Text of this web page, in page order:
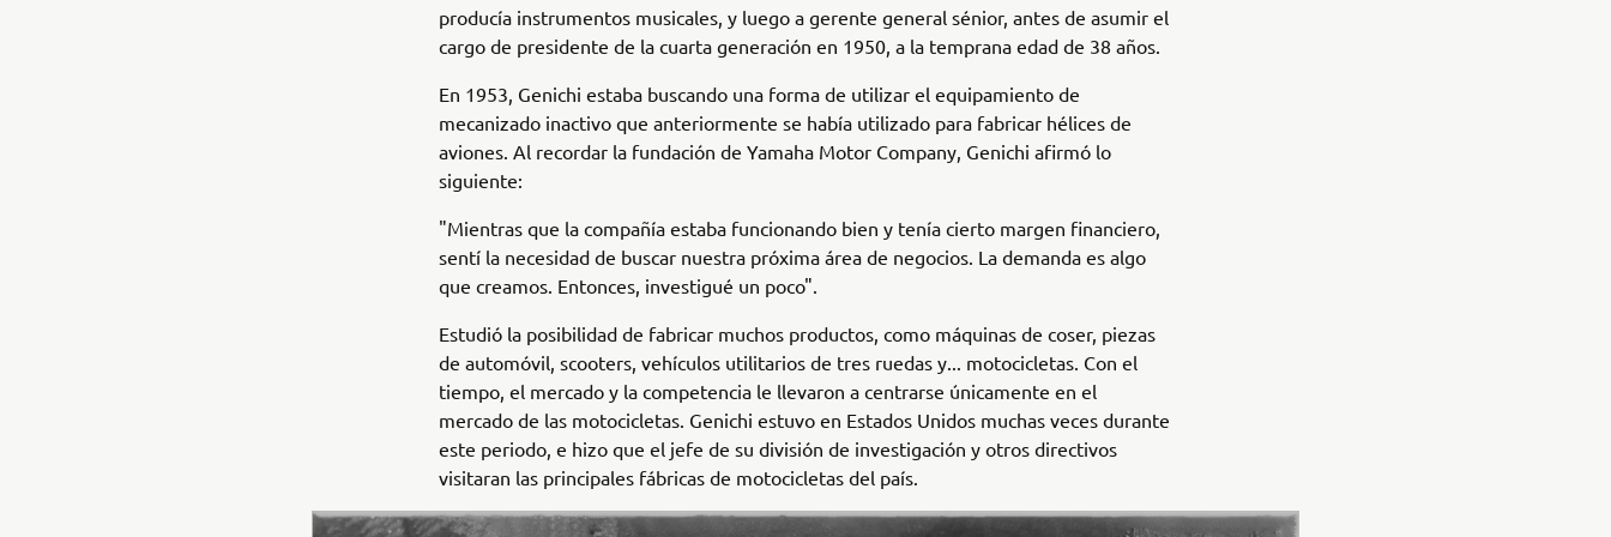
producía instrumentos musicales, y luego a gerente general sénior, antes de asumir el
cargo de presidente de la cuarta generación en 1950, a la temprana edad de 38 años.
En 1953, Genichi estaba buscando una forma de utilizar el equipamiento de
mecanizado inactivo que anteriormente se había utilizado para fabricar hélices de
aviones. Al recordar la fundación de Yamaha Motor Company, Genichi afirmó lo
siguiente:
"Mientras que la compañía estaba funcionando bien y tenía cierto margen financiero,
sentí la necesidad de buscar nuestra próxima área de negocios. La demanda es algo
que creamos. Entonces, investigué un poco".
Estudió la posibilidad de fabricar muchos productos, como máquinas de coser, piezas
de automóvil, scooters, vehículos utilitarios de tres ruedas y... motocicletas. Con el
tiempo, el mercado y la competencia le llevaron a centrarse únicamente en el
mercado de las motocicletas. Genichi estuvo en Estados Unidos muchas veces durante
este periodo, e hizo que el jefe de su división de investigación y otros directivos
visitaran las principales fábricas de motocicletas del país.